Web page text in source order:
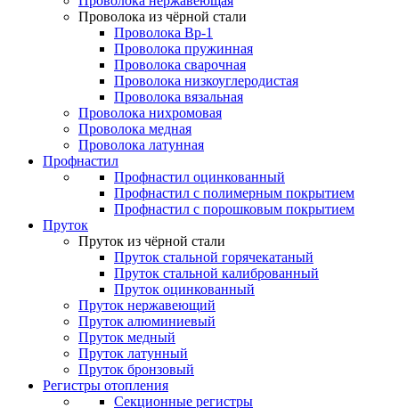
Проволока из чёрной стали
Проволока Вр-1
Проволока пружинная
Проволока сварочная
Проволока низкоуглеродистая
Проволока вязальная
Проволока нихромовая
Проволока медная
Проволока латунная
Профнастил
Профнастил оцинкованный
Профнастил с полимерным покрытием
Профнастил с порошковым покрытием
Пруток
Пруток из чёрной стали
Пруток стальной горячекатаный
Пруток стальной калиброванный
Пруток оцинкованный
Пруток нержавеющий
Пруток алюминиевый
Пруток медный
Пруток латунный
Пруток бронзовый
Регистры отопления
Секционные регистры